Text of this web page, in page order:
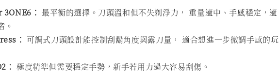
： 最平衡的選擇。刀頭溫和但不失剃淨力， 重量適中、手感穩定，適
。
： 可調式刀頭設計能控制刮鬍角度與露刀量， 適合想進一步微調手感的玩
： 極度精準但需要穩定手勢，新手若用力過大容易刮傷。